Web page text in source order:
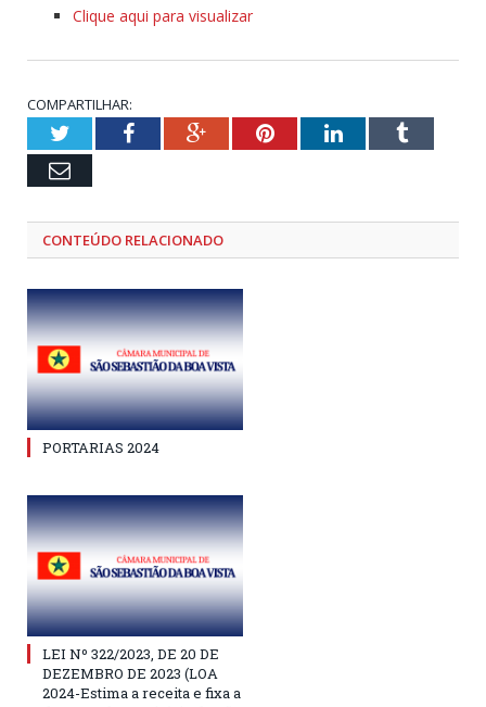
Clique aqui para visualizar
COMPARTILHAR:
TwitterFacebookGoogle+PinterestLinkedInTumblr
Email
CONTEÚDO RELACIONADO
PORTARIAS 2024
LEI Nº 322/2023, DE 20 DE
DEZEMBRO DE 2023 (LOA
2024-Estima a receita e fixa a